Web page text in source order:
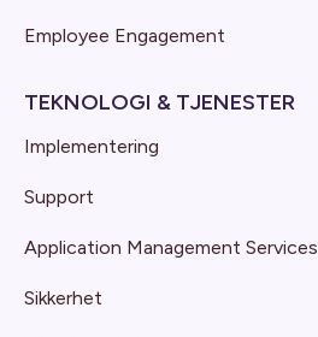
Employee Engagement
TEKNOLOGI & TJENESTER
Implementering
Support
Application Management Services
Sikkerhet